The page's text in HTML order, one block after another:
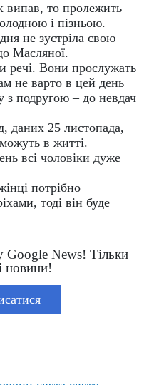
випав, то пролежить
і пізньою.
не зустріла свою
Масляної.
речі. Вони прослужать
не варто в цей день
з подругою – до невдач
даних 25 листопада,
в житті.
всі чоловіки дуже
потрібно
тоді він буде
Google News! Тільки
новини!